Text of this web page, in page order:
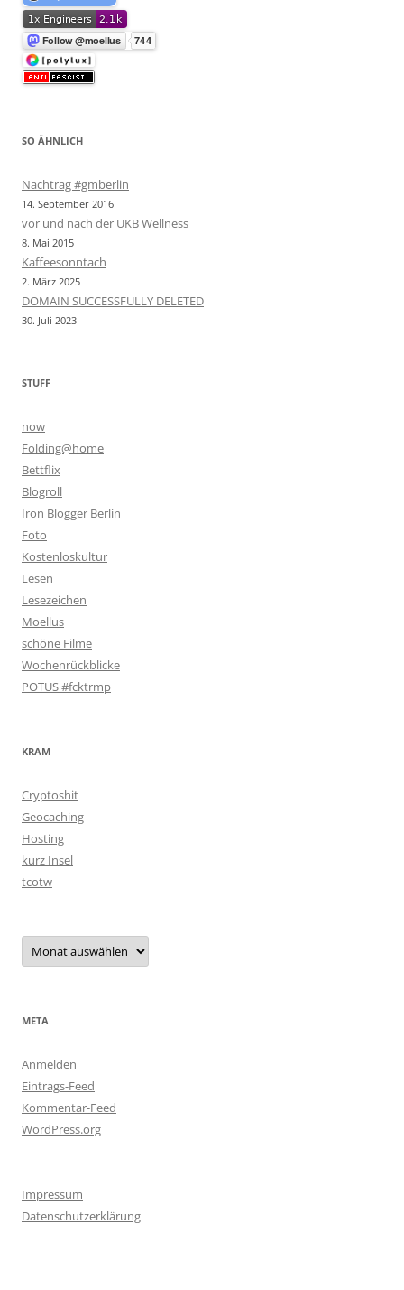
SO ÄHNLICH
Nachtrag #gmberlin
14. September 2016
vor und nach der UKB Wellness
8. Mai 2015
Kaffeesonntach
2. März 2025
DOMAIN SUCCESSFULLY DELETED
30. Juli 2023
STUFF
now
Folding@home
Bettflix
Blogroll
Iron Blogger Berlin
Foto
Kostenloskultur
Lesen
Lesezeichen
Moellus
schöne Filme
Wochenrückblicke
POTUS #fcktrmp
KRAM
Cryptoshit
Geocaching
Hosting
kurz Insel
tcotw
Archiv
META
Anmelden
Eintrags-Feed
Kommentar-Feed
WordPress.org
Impressum
Datenschutzerklärung